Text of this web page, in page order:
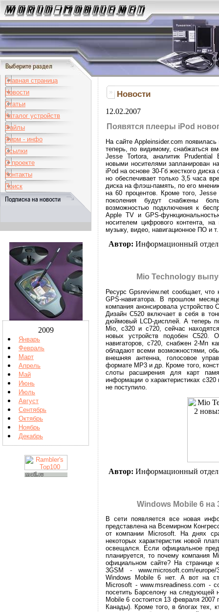
Главная страница
Новости
Статьи
Каталог устройств
Файлы
Фирм - инфо
Ссылки
О проекте
Контакты
Поиск
2009
Январь
Февраль
Март
Апрель
Май
Июнь
Июль
Август
Сентябрь
Октябрь
Ноябрь
Декабрь
Новости
12.02.2007
Появятся плееры iPod
На сайте Appleinsider.com
теперь, по видимому, снабжаться
Jesse Tortora, аналитик Prudential
новыми носителями запланирован
iPod на основе 30-Гб жесткого диска
но обеспечивает только 3,5 часа
диска на флэш-память, по его
на 60 процентов. Кроме того,
поколения будут снабжены
возможностью подключения к
Apple TV и GPS-
носителем цифрового контента,
музыку, видео, навигационное ПО и
Автор: Информационный отдел
Mio Technology
Ресурс Gpsreview.net сообщает,
GPS-навигатора. В прошлом
компания анонсировала устройство
Дизайн C520 включает в себя в
дюймовый LCD-дисплей. А теперь
Mio, c320 и c720, сейчас
новых устройств подобен C520.
навигаторов, c720, снабжен 2-Мп
обладают всеми возможностями,
внешняя антенна, голосовое
формате MP3 и др. Кроме того,
слоты расширения для карт
информации о характеристиках
не поступило.
Автор: Информационный отдел
Windows Mobile 6 на
В сети появляется все новая
представлена на Всемирном
от компании Microsoft. На днях
некоторых характеристик новой
освещался. Если официальное
планируется, то почему компания
официальном сайте? На странице
3GSM - www.microsoft.com/
Windows Mobile 6 нет. А вот на
Microsoft - www.msreadiness.com -
посетить Барселону на следующей
Mobile 6 состоится 13 февраля
Канады). Кроме того, в блогах тех,